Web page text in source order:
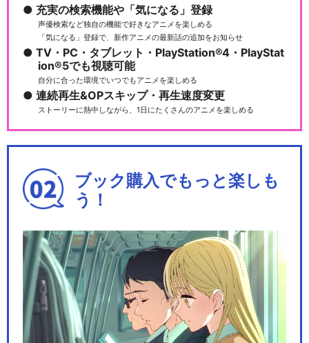
ラブライブ! μ's First LoveL
i…
ラブライブ! μ's New Year Lo
v…
ラブライブ! μ's 3rd Anniver
ラブライブ! μ's →NEXT Love
Li…
充実の検索機能や「気になる」登録
声優検索など独自の機能で好きなアニメを楽しめる
「気になる」登録で、新作アニメの最新話の追加をお知らせ
TV・PC・タブレット・PlayStation®4・PlayStat
ion®5でも視聴可能
自分に合った環境でいつでもアニメを楽しめる
連続再生&OPスキップ・再生速度変更
ストーリーに熱中しながら、1日にたくさんのアニメを楽しめる
ブック購入でもっと楽しも
う！